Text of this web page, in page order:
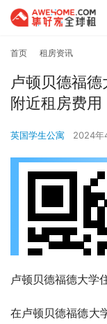
首页 租房资讯
卢顿贝德福
附近租房费用
英国学生公寓 2024年
卢顿贝德福德大学
在卢顿贝德福德大